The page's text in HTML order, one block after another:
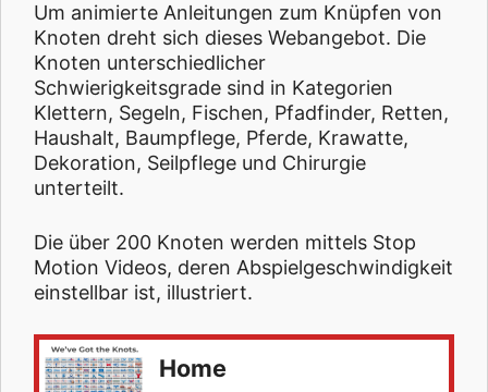
Um animierte Anleitungen zum Knüpfen von
Knoten dreht sich dieses Webangebot. Die
Knoten unterschiedlicher
Schwierigkeitsgrade sind in Kategorien
Klettern, Segeln, Fischen, Pfadfinder, Retten,
Haushalt, Baumpflege, Pferde, Krawatte,
Dekoration, Seilpflege und Chirurgie
unterteilt.
Die über 200 Knoten werden mittels Stop
Motion Videos, deren Abspielgeschwindigkeit
einstellbar ist, illustriert.
Home